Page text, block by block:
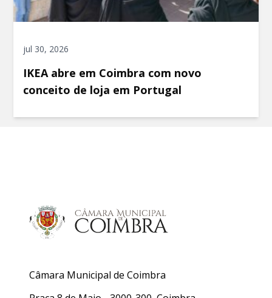
jul 30, 2026
IKEA abre em Coimbra com novo
conceito de loja em Portugal
Câmara Municipal de Coimbra